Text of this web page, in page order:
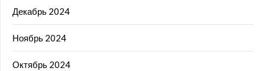
Декабрь 2024
Ноябрь 2024
Октябрь 2024